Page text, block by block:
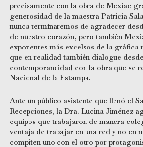
precisamente con la obra de Mexiac
generosidad de la maestra Patricia
nunca terminaremos de agradecer
de nuestro corazón, pero también
exponentes más excelsos de la gráfica
que en realidad también dialogue
contemporaneidad con la obra que se
Nacional de la Estampa.
Ante un público asistente que llenó el
Recepciones, la Dra. Lucina Jiménez
equipos que trabajaron de manera
ventaja de trabajar en una red y no en
compiten uno con el otro por